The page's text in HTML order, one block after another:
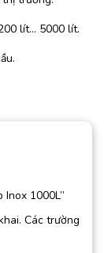
lít… 5000 lít.
1000L”
Các trường